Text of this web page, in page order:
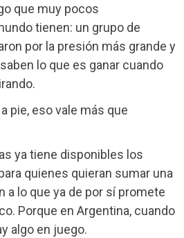
que muy pocos
tienen: un grupo de
por la presión más grande y
lo que es ganar cuando
pie, eso vale más que
ya tiene disponibles los
quienes quieran sumar una
a lo que ya de por sí promete
Porque en Argentina, cuando
algo en juego.